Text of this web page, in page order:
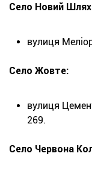
Село Новий
вулиця
Село Жовте:
вулиця
269.
Село Червона